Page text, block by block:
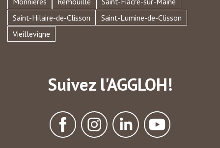
Saint-Hilaire-de-Clisson
Saint-Lumine-de-Clisson
Vieillevigne
Suivez l'AGGLOH!